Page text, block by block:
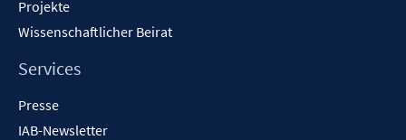
Projekte
Wissenschaftlicher Beirat
Services
Presse
IAB-Newsletter